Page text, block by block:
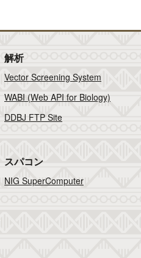
解析
Vector Screening System
WABI (Web API for Biology)
DDBJ FTP Site
スパコン
NIG SuperComputer